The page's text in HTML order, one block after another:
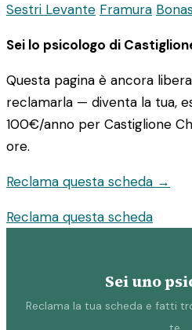
Sestri Levante Framura
Sei lo psicologo di
Questa pagina è ancora
reclamarla — diventa la tua,
100€/anno per Castiglione
ore.
Reclama questa scheda →
Reclama questa scheda
Sei uno
Reclama la tua scheda e fatti